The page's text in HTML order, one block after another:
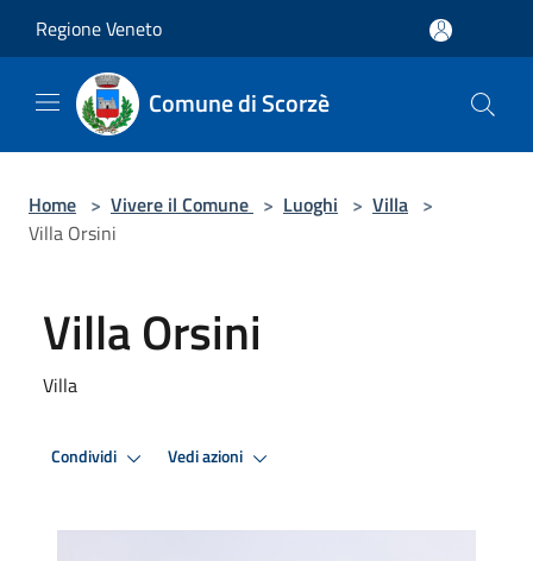
Regione Veneto
Comune di Scorzè
Home > Vivere il Comune > Luoghi > Villa >
Villa Orsini
Villa Orsini
Villa
Condividi Vedi azioni